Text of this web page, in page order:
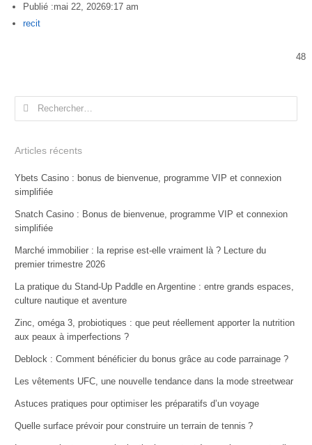
Publié :mai 22, 20269:17 am
Author
recit
48
Rechercher :
Articles récents
Ybets Casino : bonus de bienvenue, programme VIP et connexion
simplifiée
Snatch Casino : Bonus de bienvenue, programme VIP et connexion
simplifiée
Marché immobilier : la reprise est-elle vraiment là ? Lecture du
premier trimestre 2026
La pratique du Stand-Up Paddle en Argentine : entre grands espaces,
culture nautique et aventure
Zinc, oméga 3, probiotiques : que peut réellement apporter la nutrition
aux peaux à imperfections ?
Deblock : Comment bénéficier du bonus grâce au code parrainage ?
Les vêtements UFC, une nouvelle tendance dans la mode streetwear
Astuces pratiques pour optimiser les préparatifs d’un voyage
Quelle surface prévoir pour construire un terrain de tennis ?